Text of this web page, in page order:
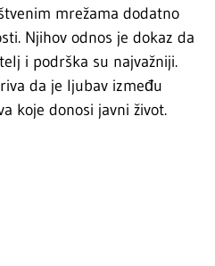
mrežama dodatno
Njihov odnos je dokaz da
i podrška su najvažniji.
da je ljubav između
koje donosi javni život.